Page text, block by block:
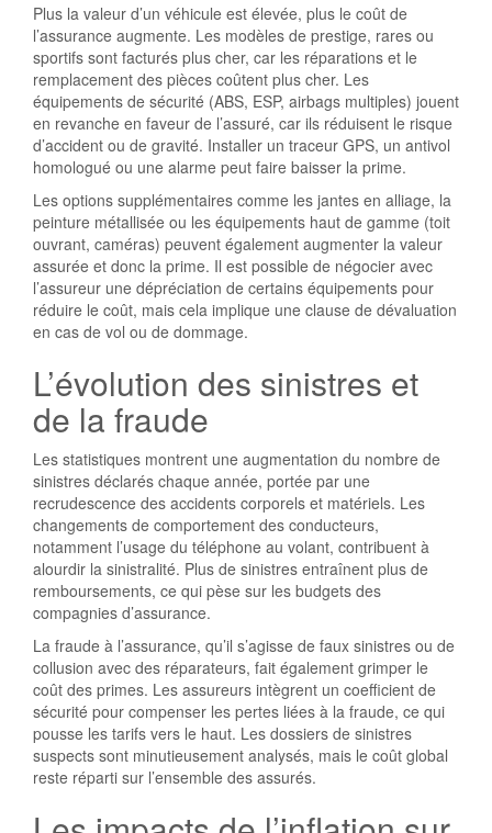
Plus la valeur d’un véhicule est élevée, plus le coût de
l’assurance augmente. Les modèles de prestige, rares ou
sportifs sont facturés plus cher, car les réparations et le
remplacement des pièces coûtent plus cher. Les
équipements de sécurité (ABS, ESP, airbags multiples) jouent
en revanche en faveur de l’assuré, car ils réduisent le risque
d’accident ou de gravité. Installer un traceur GPS, un antivol
homologué ou une alarme peut faire baisser la prime.
Les options supplémentaires comme les jantes en alliage, la
peinture métallisée ou les équipements haut de gamme (toit
ouvrant, caméras) peuvent également augmenter la valeur
assurée et donc la prime. Il est possible de négocier avec
l’assureur une dépréciation de certains équipements pour
réduire le coût, mais cela implique une clause de dévaluation
en cas de vol ou de dommage.
L’évolution des sinistres et
de la fraude
Les statistiques montrent une augmentation du nombre de
sinistres déclarés chaque année, portée par une
recrudescence des accidents corporels et matériels. Les
changements de comportement des conducteurs,
notamment l’usage du téléphone au volant, contribuent à
alourdir la sinistralité. Plus de sinistres entraînent plus de
remboursements, ce qui pèse sur les budgets des
compagnies d’assurance.
La fraude à l’assurance, qu’il s’agisse de faux sinistres ou de
collusion avec des réparateurs, fait également grimper le
coût des primes. Les assureurs intègrent un coefficient de
sécurité pour compenser les pertes liées à la fraude, ce qui
pousse les tarifs vers le haut. Les dossiers de sinistres
suspects sont minutieusement analysés, mais le coût global
reste réparti sur l’ensemble des assurés.